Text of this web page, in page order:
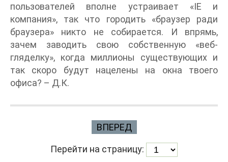
пользователей вполне устраивает «IE и
компания», так что городить «браузер ради
браузера» никто не собирается. И впрямь,
зачем заводить свою собственную «веб-
гляделку», когда миллионы существующих и
так скоро будут нацелены на окна твоего
офиса? – Д.К.
ВПЕРЕД
Перейти на страницу: